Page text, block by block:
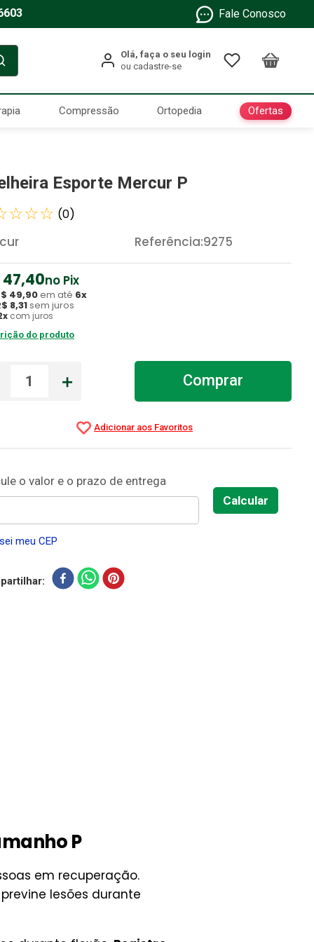
Fale Conosco
Compressão Ortopedia Ofertas
Esporte Mercur P
☆☆☆ (0)
Referência:9275
47,40no Pix
49,90em até 6x
8,31 sem juros
x com juros
do produto
＋ Comprar
meu CEP
P
em recuperação.
lesões durante